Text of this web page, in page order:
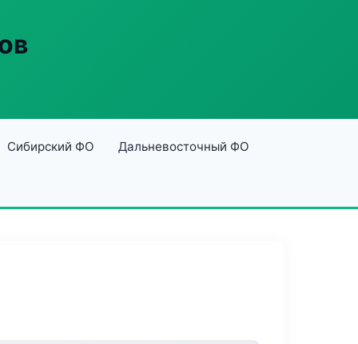
Сибирский ФО Дальневосточный ФО